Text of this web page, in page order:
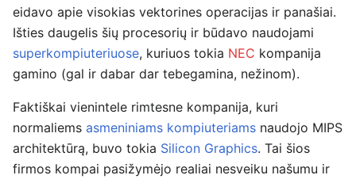
eidavo apie visokias vektorines operacijas ir panašiai.
Išties daugelis šių procesorių ir būdavo naudojami
superkompiuteriuose, kuriuos tokia NEC kompanija
gamino (gal ir dabar dar tebegamina, nežinom).
Faktiškai vienintele rimtesne kompanija, kuri
normaliems asmeniniams kompiuteriams naudojo MIPS
architektūrą, buvo tokia Silicon Graphics. Tai šios
firmos kompai pasižymėjo realiai nesveiku našumu ir